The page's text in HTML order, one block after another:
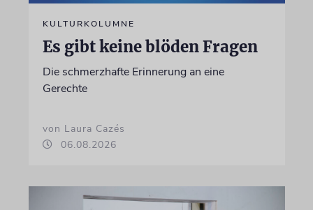
KULTURKOLUMNE
Es gibt keine blöden Fragen
Die schmerzhafte Erinnerung an eine
Gerechte
von Laura Cazés
06.08.2026